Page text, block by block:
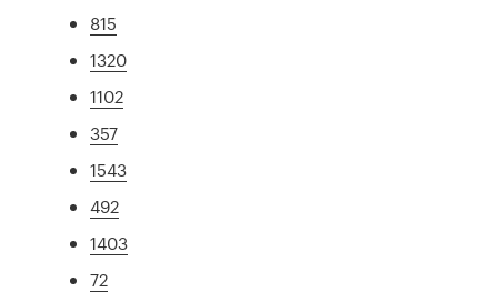
815
1320
1102
357
1543
492
1403
72